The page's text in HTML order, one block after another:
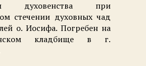
духовенства при
стечении духовных чад
о. Иосифа. Погребен на
кладбище в г.